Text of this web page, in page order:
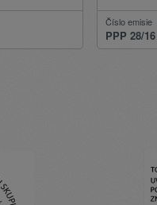
Číslo emisie
PPP 28/16